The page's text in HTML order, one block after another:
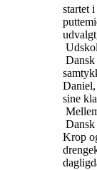
startet
Dansk
Daniel,
sine
Dansk
Krop